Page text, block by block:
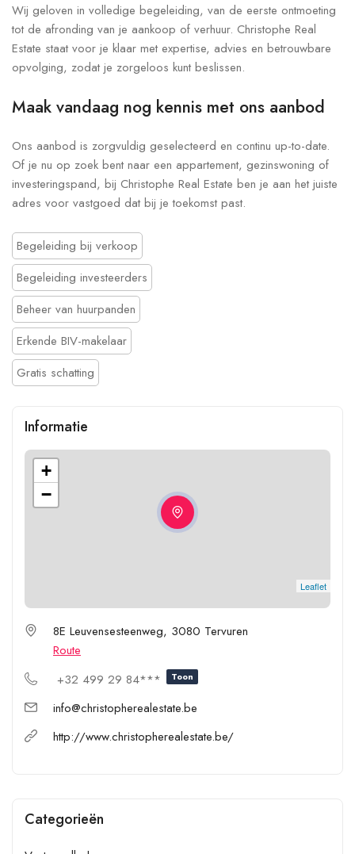
Wij geloven in volledige begeleiding, van de eerste ontmoeting
tot de afronding van je aankoop of verhuur. Christophe Real
Estate staat voor je klaar met expertise, advies en betrouwbare
opvolging, zodat je zorgeloos kunt beslissen.
Maak vandaag nog kennis met ons aanbod
Ons aanbod is zorgvuldig geselecteerd en continu up-to-date.
Of je nu op zoek bent naar een appartement, gezinswoning of
investeringspand, bij Christophe Real Estate ben je aan het juiste
adres voor vastgoed dat bij je toekomst past.
Begeleiding bij verkoop
Begeleiding investeerders
Beheer van huurpanden
Erkende BIV-makelaar
Gratis schatting
Informatie
+
−
Leaflet
8E Leuvensesteenweg, 3080 Tervuren
Route
+32 499 29 84***
Toon
info@christopherealestate.be
http://www.christopherealestate.be/
Categorieën